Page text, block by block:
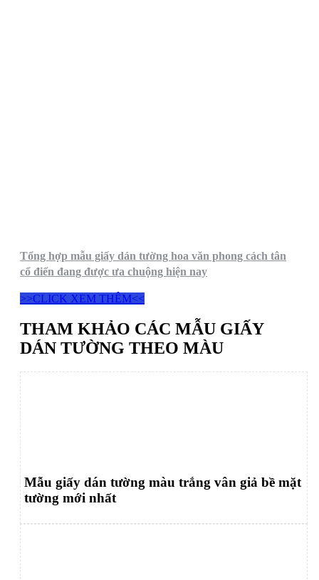
Tổng hợp mẫu giấy dán tường hoa văn phong cách tân
cổ điển đang được ưa chuộng hiện nay
>>CLICK XEM THÊM<<
THAM KHẢO CÁC MẪU GIẤY
DÁN TƯỜNG THEO MÀU
Mẫu giấy dán tường màu trắng vân giả bề mặt
tường mới nhất